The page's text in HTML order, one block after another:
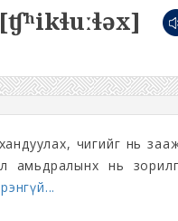
[ʧʰikɬuːɬəx]
чигийг нь зааж
амьдралынх нь